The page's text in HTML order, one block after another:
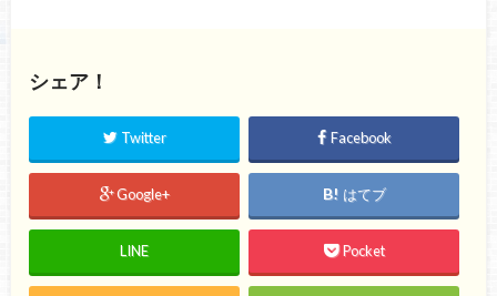
シェア！
Twitter Facebook
Google+ はてブ
LINE Pocket